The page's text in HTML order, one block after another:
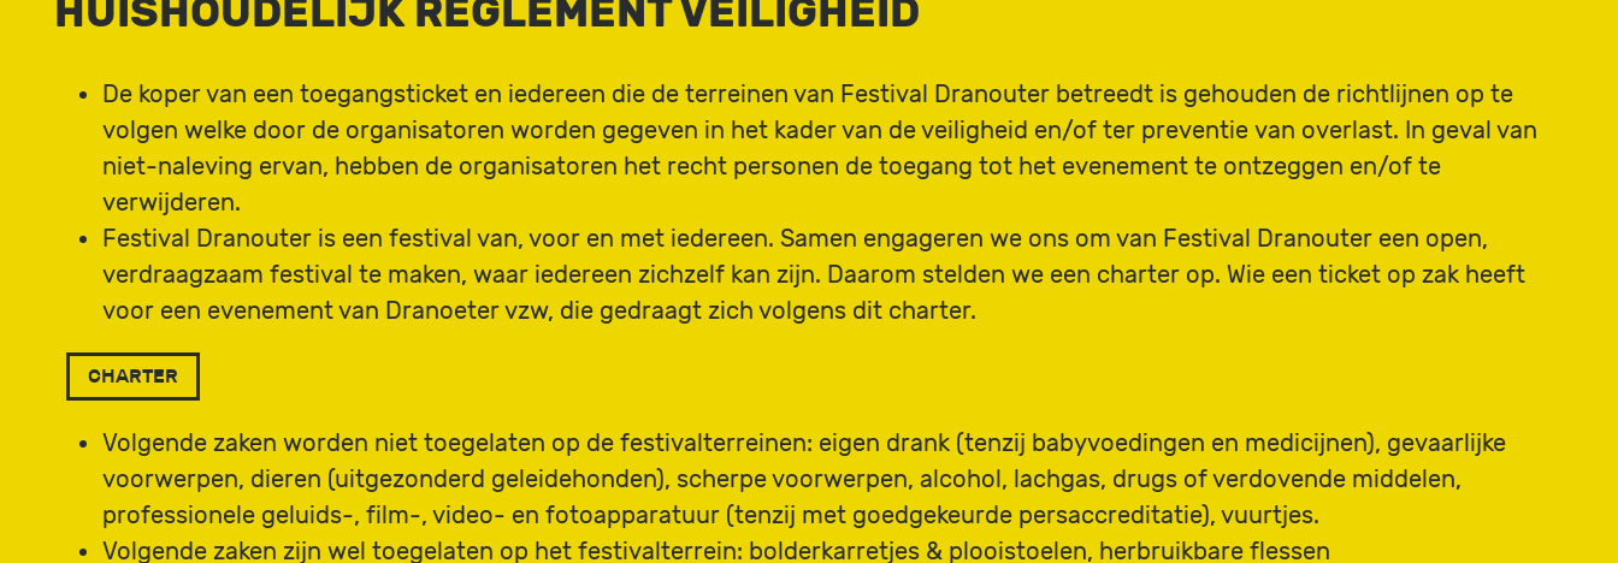
HUISHOUDELIJK REGLEMENT VEILIGHEID
De koper van een toegangsticket en iedereen die de terreinen van Festival Dranouter betreedt is gehouden de richtlijnen op te
volgen welke door de organisatoren worden gegeven in het kader van de veiligheid en/of ter preventie van overlast. In geval van
niet-naleving ervan, hebben de organisatoren het recht personen de toegang tot het evenement te ontzeggen en/of te
verwijderen.
Festival Dranouter is een festival van, voor en met iedereen. Samen engageren we ons om van Festival Dranouter een open,
verdraagzaam festival te maken, waar iedereen zichzelf kan zijn. Daarom stelden we een charter op. Wie een ticket op zak heeft
voor een evenement van Dranoeter vzw, die gedraagt zich volgens dit charter.
CHARTER
Volgende zaken worden niet toegelaten op de festivalterreinen: eigen drank (tenzij babyvoedingen en medicijnen), gevaarlijke
voorwerpen, dieren (uitgezonderd geleidehonden), scherpe voorwerpen, alcohol, lachgas, drugs of verdovende middelen,
professionele geluids-, film-, video- en fotoapparatuur (tenzij met goedgekeurde persaccreditatie), vuurtjes.
Volgende zaken zijn wel toegelaten op het festivalterrein: bolderkarretjes & plooistoelen, herbruikbare flessen